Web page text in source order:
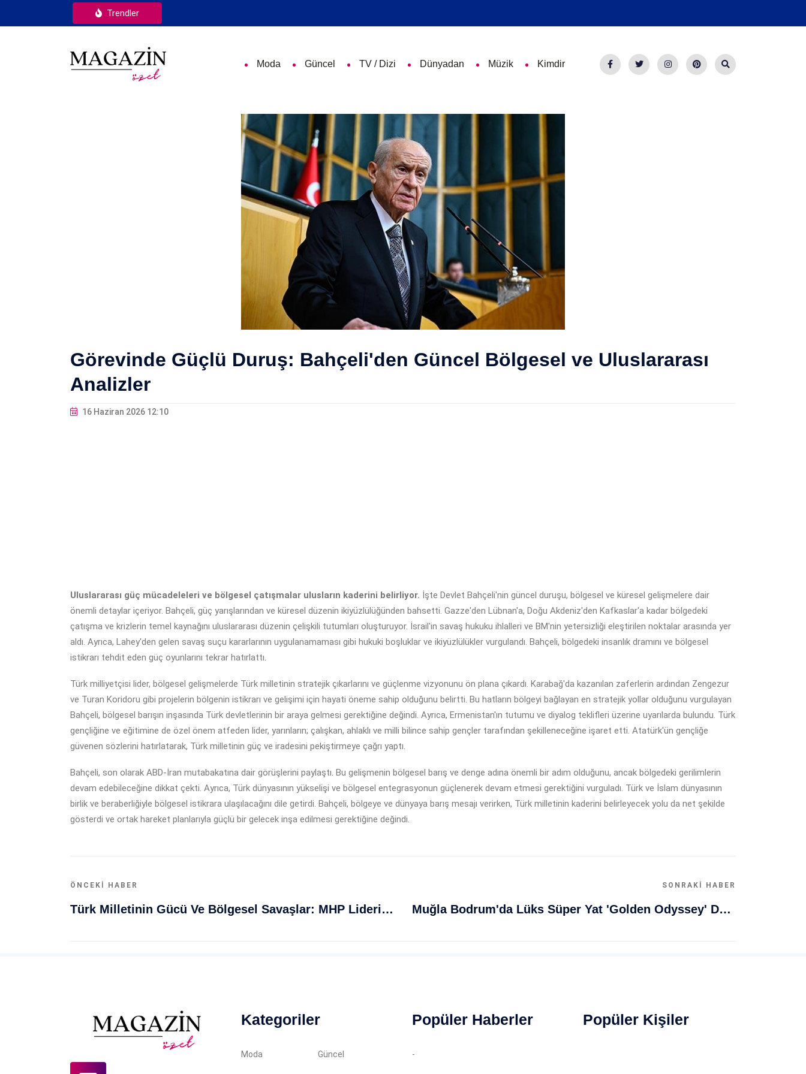
Trendler
Moda Güncel TV / Dizi Dünyadan Müzik Kimdir
Görevinde Güçlü Duruş: Bahçeli'den Güncel Bölgesel ve Uluslararası
Analizler
16 Haziran 2026 12:10
Uluslararası güç mücadeleleri ve bölgesel çatışmalar ulusların kaderini belirliyor. İşte Devlet Bahçeli'nin güncel duruşu, bölgesel ve küresel gelişmelere dair
önemli detaylar içeriyor. Bahçeli, güç yarışlarından ve küresel düzenin ikiyüzlülüğünden bahsetti. Gazze'den Lübnan'a, Doğu Akdeniz'den Kafkaslar'a kadar bölgedeki
çatışma ve krizlerin temel kaynağını uluslararası düzenin çelişkili tutumları oluşturuyor. İsrail'in savaş hukuku ihlalleri ve BM'nin yetersizliği eleştirilen noktalar arasında yer
aldı. Ayrıca, Lahey'den gelen savaş suçu kararlarının uygulanamaması gibi hukuki boşluklar ve ikiyüzlülükler vurgulandı. Bahçeli, bölgedeki insanlık dramını ve bölgesel
istikrarı tehdit eden güç oyunlarını tekrar hatırlattı.
Türk milliyetçisi lider, bölgesel gelişmelerde Türk milletinin stratejik çıkarlarını ve güçlenme vizyonunu ön plana çıkardı. Karabağ'da kazanılan zaferlerin ardından Zengezur
ve Turan Koridoru gibi projelerin bölgenin istikrarı ve gelişimi için hayati öneme sahip olduğunu belirtti. Bu hatların bölgeyi bağlayan en stratejik yollar olduğunu vurgulayan
Bahçeli, bölgesel barışın inşasında Türk devletlerinin bir araya gelmesi gerektiğine değindi. Ayrıca, Ermenistan'ın tutumu ve diyalog teklifleri üzerine uyarılarda bulundu. Türk
gençliğine ve eğitimine de özel önem atfeden lider, yarınların; çalışkan, ahlaklı ve milli bilince sahip gençler tarafından şekilleneceğine işaret etti. Atatürk'ün gençliğe
güvenen sözlerini hatırlatarak, Türk milletinin güç ve iradesini pekiştirmeye çağrı yaptı.
Bahçeli, son olarak ABD-İran mutabakatına dair görüşlerini paylaştı. Bu gelişmenin bölgesel barış ve denge adına önemli bir adım olduğunu, ancak bölgedeki gerilimlerin
devam edebileceğine dikkat çekti. Ayrıca, Türk dünyasının yükselişi ve bölgesel entegrasyonun güçlenerek devam etmesi gerektiğini vurguladı. Türk ve İslam dünyasının
birlik ve beraberliğiyle bölgesel istikrara ulaşılacağını dile getirdi. Bahçeli, bölgeye ve dünyaya barış mesajı verirken, Türk milletinin kaderini belirleyecek yolu da net şekilde
gösterdi ve ortak hareket planlarıyla güçlü bir gelecek inşa edilmesi gerektiğine değindi.
ÖNCEKI HABER
Türk Milletinin Gücü Ve Bölgesel Savaşlar: MHP Lideri Bahçeli'den Eski Ve Yeni Gerçekler
SONRAKI HABER
Muğla Bodrum'da Lüks Süper Yat 'Golden Odyssey' Demirledi
Kategoriler
Moda Güncel
Popüler Haberler
-
Popüler Kişiler